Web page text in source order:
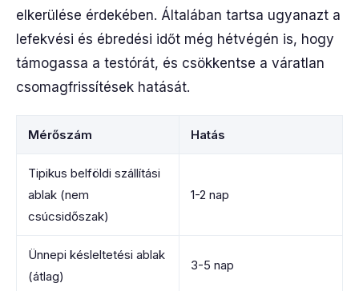
elkerülése érdekében. Általában tartsa ugyanazt a
lefekvési és ébredési időt még hétvégén is, hogy
támogassa a testórát, és csökkentse a váratlan
csomagfrissítések hatását.
Mérőszám Hatás
Tipikus belföldi szállítási
ablak (nem
csúcsidőszak)
1-2 nap
Ünnepi késleltetési ablak
(átlag)
3-5 nap